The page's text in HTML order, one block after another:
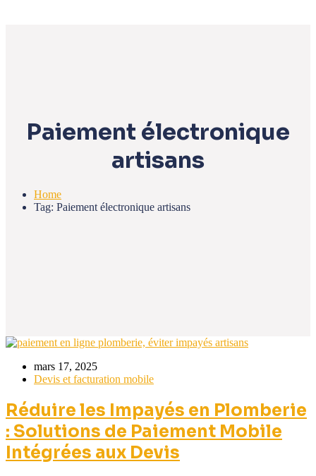
Paiement électronique
artisans
Home
Tag: Paiement électronique artisans
mars 17, 2025
Devis et facturation mobile
Réduire les Impayés en Plomberie
: Solutions de Paiement Mobile
Intégrées aux Devis